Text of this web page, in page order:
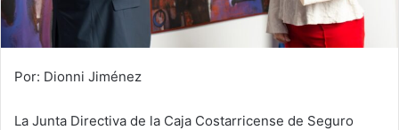
Por: Dionni Jiménez
La Junta Directiva de la Caja Costarricense de Seguro